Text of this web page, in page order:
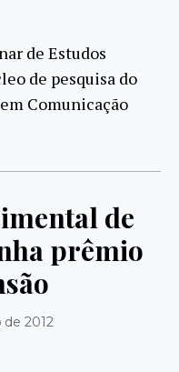
de Estudos
de pesquisa do
Comunicação
de
prêmio
2012